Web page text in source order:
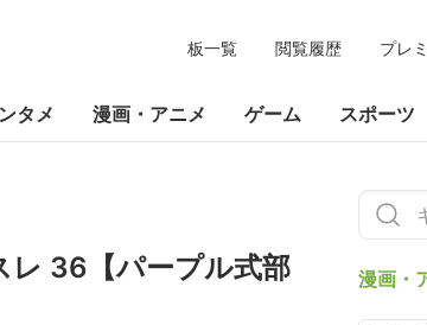
板一覧 閲覧履歴 プレ
タメ 漫画・アニメ ゲーム スポーツ
レ 36【パープル式部
漫画・